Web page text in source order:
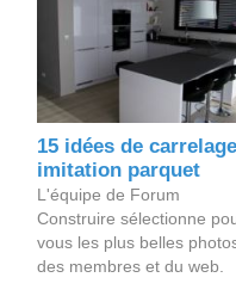
15 idées de
imitation parquet
L'équipe de Forum
Construire sélectionne
vous les plus belles
des membres et du web.